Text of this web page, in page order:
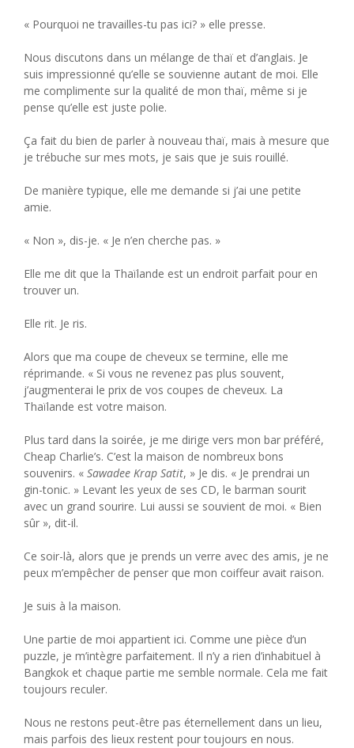
« Pourquoi ne travailles-tu pas ici? » elle presse.
Nous discutons dans un mélange de thaï et d’anglais. Je
suis impressionné qu’elle se souvienne autant de moi. Elle
me complimente sur la qualité de mon thaï, même si je
pense qu’elle est juste polie.
Ça fait du bien de parler à nouveau thaï, mais à mesure que
je trébuche sur mes mots, je sais que je suis rouillé.
De manière typique, elle me demande si j’ai une petite
amie.
« Non », dis-je. « Je n’en cherche pas. »
Elle me dit que la Thaïlande est un endroit parfait pour en
trouver un.
Elle rit. Je ris.
Alors que ma coupe de cheveux se termine, elle me
réprimande. « Si vous ne revenez pas plus souvent,
j’augmenterai le prix de vos coupes de cheveux. La
Thaïlande est votre maison.
Plus tard dans la soirée, je me dirige vers mon bar préféré,
Cheap Charlie’s. C’est la maison de nombreux bons
souvenirs. « Sawadee Krap Satit, » Je dis. « Je prendrai un
gin-tonic. » Levant les yeux de ses CD, le barman sourit
avec un grand sourire. Lui aussi se souvient de moi. « Bien
sûr », dit-il.
Ce soir-là, alors que je prends un verre avec des amis, je ne
peux m’empêcher de penser que mon coiffeur avait raison.
Je suis à la maison.
Une partie de moi appartient ici. Comme une pièce d’un
puzzle, je m’intègre parfaitement. Il n’y a rien d’inhabituel à
Bangkok et chaque partie me semble normale. Cela me fait
toujours reculer.
Nous ne restons peut-être pas éternellement dans un lieu,
mais parfois des lieux restent pour toujours en nous.